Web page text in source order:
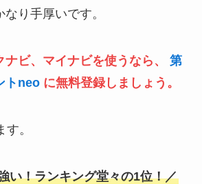
り手厚いです。
ナビ、マイナビを使うなら、 第
トneoに無料登録しましょう。
。
い！ランキング堂々の1位！／